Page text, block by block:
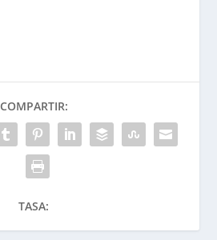
COMPARTIR:
TASA: